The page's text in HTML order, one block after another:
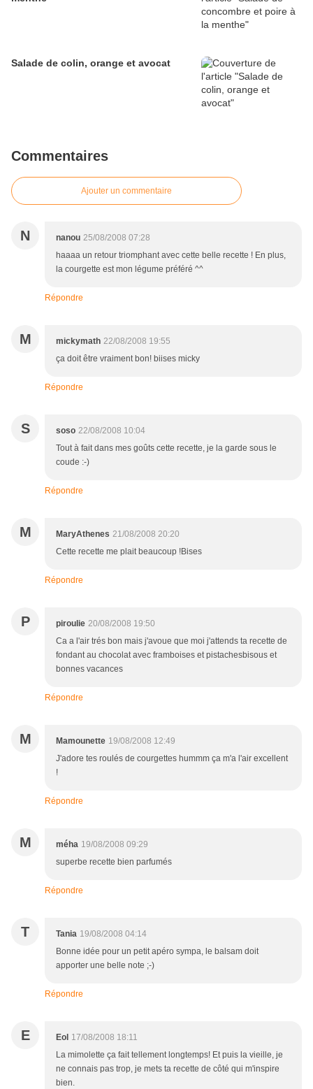
Salade de colin, orange et avocat
Commentaires
Ajouter un commentaire
N nanou 25/08/2008 07:28
haaaa un retour triomphant avec cette belle recette ! En plus,
la courgette est mon légume préféré ^^
Répondre
M mickymath 22/08/2008 19:55
ça doit être vraiment bon! biises micky
Répondre
S soso 22/08/2008 10:04
Tout à fait dans mes goûts cette recette, je la garde sous le
coude :-)
Répondre
M MaryAthenes 21/08/2008 20:20
Cette recette me plait beaucoup !Bises
Répondre
P piroulie 20/08/2008 19:50
Ca a l'air trés bon mais j'avoue que moi j'attends ta recette de
fondant au chocolat avec framboises et pistachesbisous et
bonnes vacances
Répondre
M Mamounette 19/08/2008 12:49
J'adore tes roulés de courgettes hummm ça m'a l'air excellent
!
Répondre
M méha 19/08/2008 09:29
superbe recette bien parfumés
Répondre
T Tania 19/08/2008 04:14
Bonne idée pour un petit apéro sympa, le balsam doit
apporter une belle note ;-)
Répondre
E Eol 17/08/2008 18:11
La mimolette ça fait tellement longtemps! Et puis la vieille, je
ne connais pas trop, je mets ta recette de côté qui m'inspire
bien.